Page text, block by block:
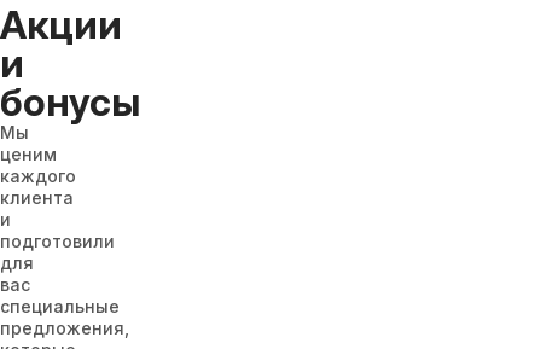
Акции
и
бонусы
Мы
ценим
каждого
клиента
и
подготовили
для
вас
специальные
предложения,